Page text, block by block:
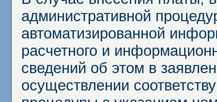
административной
автоматизированной
расчетного и
сведений об этом в
осуществлении